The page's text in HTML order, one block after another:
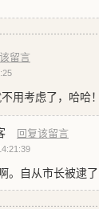
留言
用考虑了，哈哈
回复该留言
。自从市长被逮